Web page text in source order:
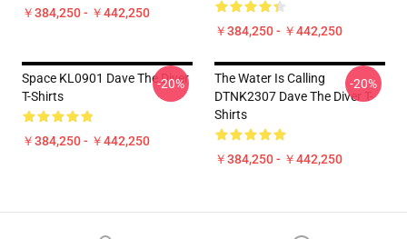
￥384,250 - ￥442,250
￥384,250 - ￥442,250
Space KL0901 Dave The Diver
T-Shirts
￥384,250 - ￥442,250
-20%
The Water Is Calling
DTNK2307 Dave The Diver T-
Shirts
￥384,250 - ￥442,250
-20%